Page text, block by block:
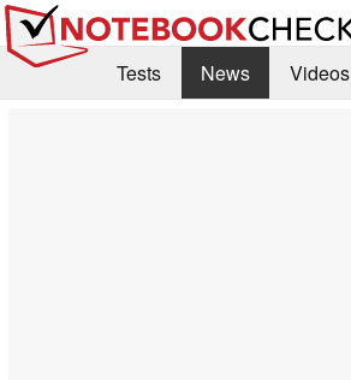
Tests News
Videos